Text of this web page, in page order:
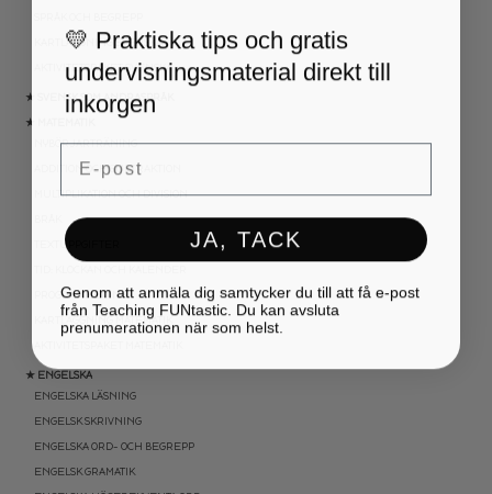
KARTLÄGGNING SVENSKA
AKTIVITETSPAKET SVENSKA
★ SVENSK SOM ANDRASPRÅK
★ MATEMATIK
NYBÖRJARTRÄNING
ADDITION OCH SUBTRAKTION
MULTIPLIKATION OCH DIVISION
TEXTUPPGIFTER
PROGRAMMERING
KARTLÄGGNING MATEMATIK
★ ENGELSKA
ENGELSKA LÄSNING
ENGELSK SKRIVNING
ENGELSKA ORD- OCH BEGREPP
ENGELSK GRAMATIK
💛 Praktiska tips och gratis
undervisningsmaterial direkt till
inkorgen
Email
JA, TACK
Genom att anmäla dig samtycker du till att få e-post
från Teaching FUNtastic. Du kan avsluta
prenumerationen när som helst.